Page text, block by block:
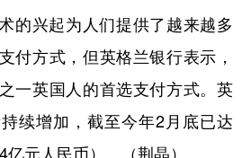
兴起为人们提供了越来越多
付方式，但英格兰银行表示，
一英国人的首选支付方式。英
续增加，截至今年2月底已达
元人民币）。（荆晶）